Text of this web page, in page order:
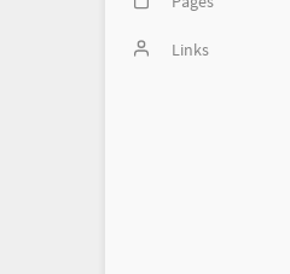
ImageLinks